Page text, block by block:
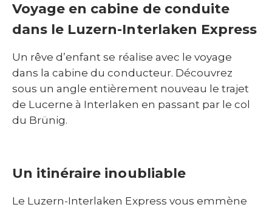
Voyage en cabine de conduite
dans le Luzern-Interlaken Express
Un rêve d’enfant se réalise avec le voyage
dans la cabine du conducteur. Découvrez
sous un angle entièrement nouveau le trajet
de Lucerne à Interlaken en passant par le col
du Brünig.
Un itinéraire inoubliable
Le Luzern-Interlaken Express vous emmène